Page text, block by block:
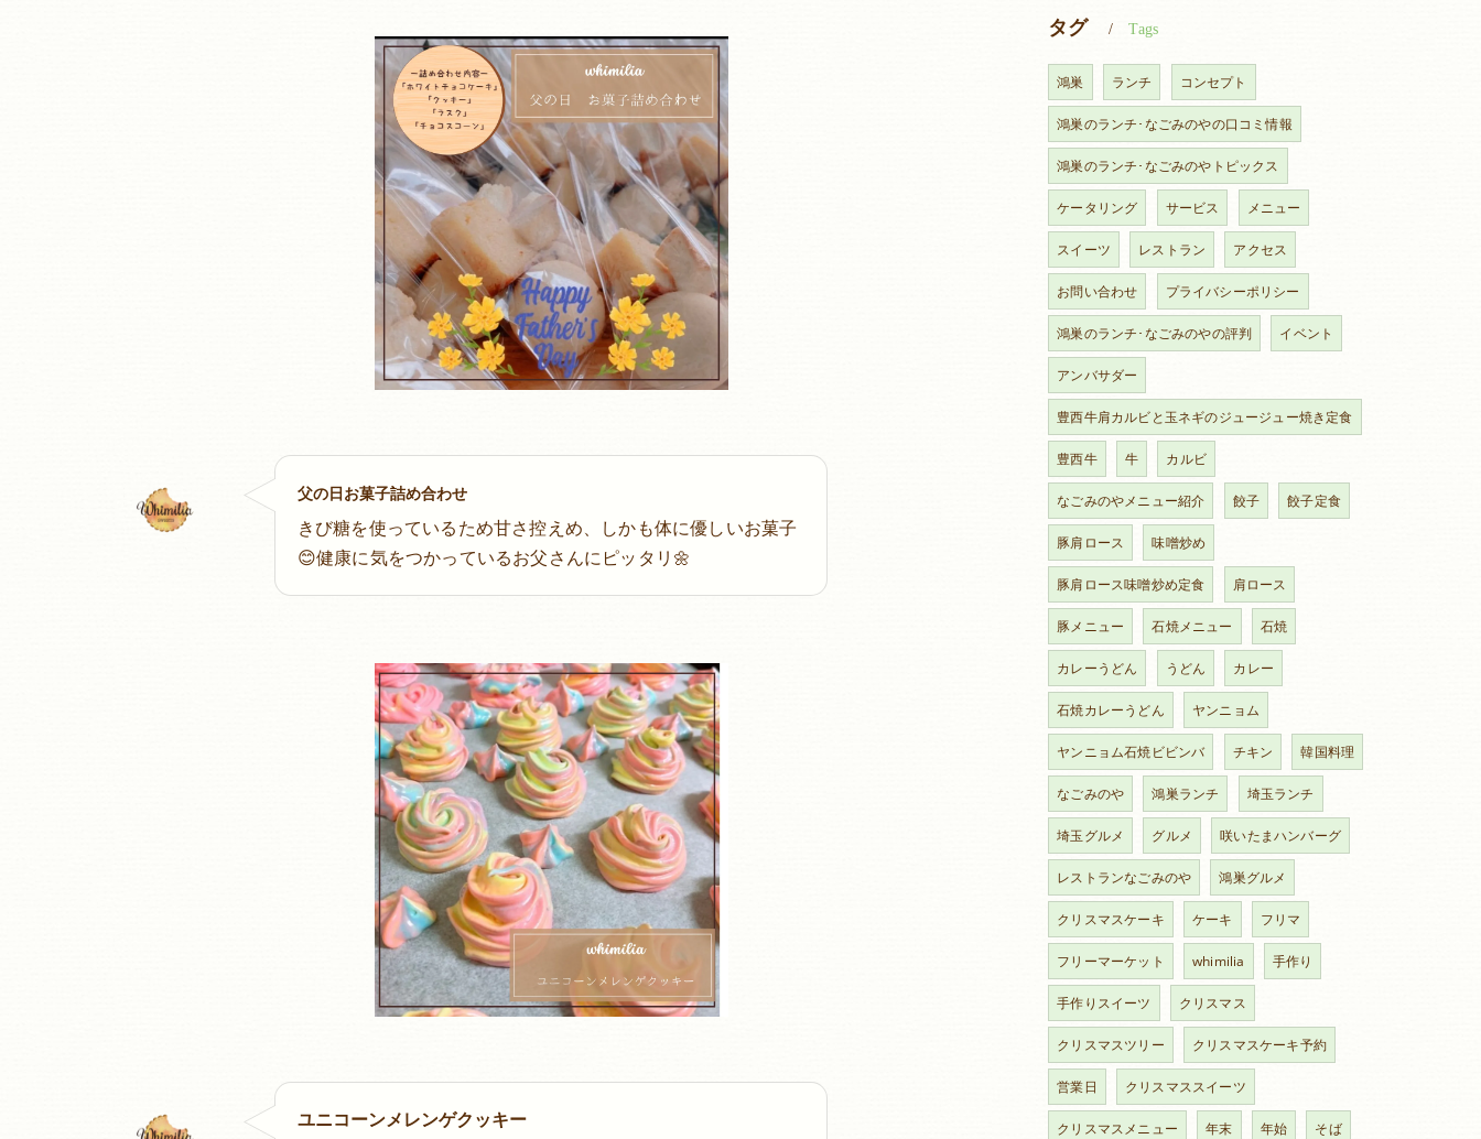
父の日お菓子詰め合わせ
きび糖を使っているため甘さ控えめ、しかも体に優しいお菓子
😊健康に気をつかっているお父さんにピッタリ🌼
ユニコーンメレンゲクッキー
タグ Tags
鴻巣 ランチ コンセプト
鴻巣のランチ･なごみのやの口コミ情報
鴻巣のランチ･なごみのやトピックス
ケータリング サービス メニュー
スイーツ レストラン アクセス
お問い合わせ プライバシーポリシー
鴻巣のランチ･なごみのやの評判 イベント
アンバサダー
豊西牛肩カルビと玉ネギのジュージュー焼き定食
豊西牛 牛 カルビ
なごみのやメニュー紹介 餃子 餃子定食
豚肩ロース 味噌炒め
豚肩ロース味噌炒め定食 肩ロース
豚メニュー 石焼メニュー 石焼
カレーうどん うどん カレー
石焼カレーうどん ヤンニョム
ヤンニョム石焼ビビンバ チキン 韓国料理
なごみのや 鴻巣ランチ 埼玉ランチ
埼玉グルメ グルメ 咲いたまハンバーグ
レストランなごみのや 鴻巣グルメ
クリスマスケーキ ケーキ フリマ
フリーマーケット whimilia 手作り
手作りスイーツ クリスマス
クリスマスツリー クリスマスケーキ予約
営業日 クリスマススイーツ
クリスマスメニュー 年末 年始 そば